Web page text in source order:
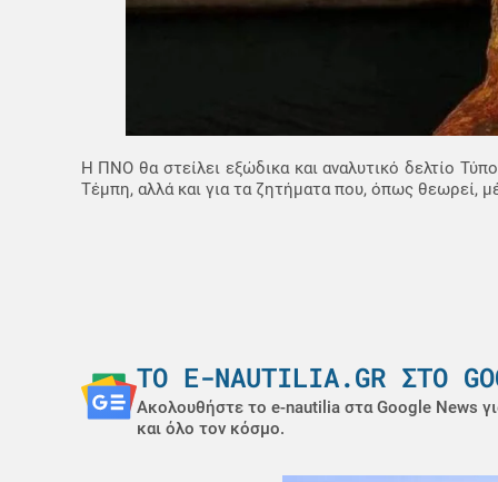
Η ΠΝΟ θα στείλει εξώδικα και αναλυτικό δελτίο
Τέμπη, αλλά και για τα ζητήματα που, όπως θεωρεί,
ΤΟ E-NAUTILIA.GR ΣΤΟ
Ακολουθήστε το e-nautilia στα Google News
και όλο τον κόσμο.